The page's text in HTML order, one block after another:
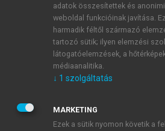
E-MAIL-CÍM
JELSZÓ
adatok összesítettek és
weboldal funkcióinak javítása.
harmadik féltől származó
tartozó sütik; ilyen elemzési
látogatóelemzések, a
médiaanalitika.
↓ 1 szolgáltatás
MARKETING
Ezek a sütik nyomon követik a